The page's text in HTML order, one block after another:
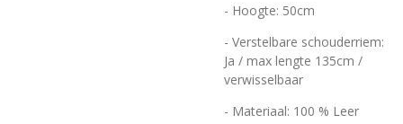
- Hoogte: 50cm
- Verstelbare schouderriem:
Ja / max lengte 135cm /
verwisselbaar
- Materiaal: 100 % Leer